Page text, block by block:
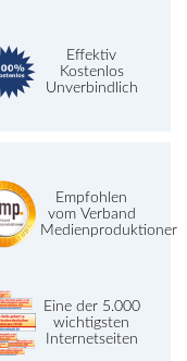
Effektiv
Kostenlos
Unverbindlich
Empfohlen
vom Verband
Medienproduktioner
Eine der 5.000
wichtigsten
Internetseiten